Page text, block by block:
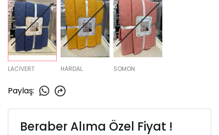
LACİVERT HARDAL SOMON
Paylaş:
Beraber Alıma Özel Fiyat !